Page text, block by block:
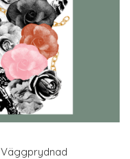
Väggprydnad